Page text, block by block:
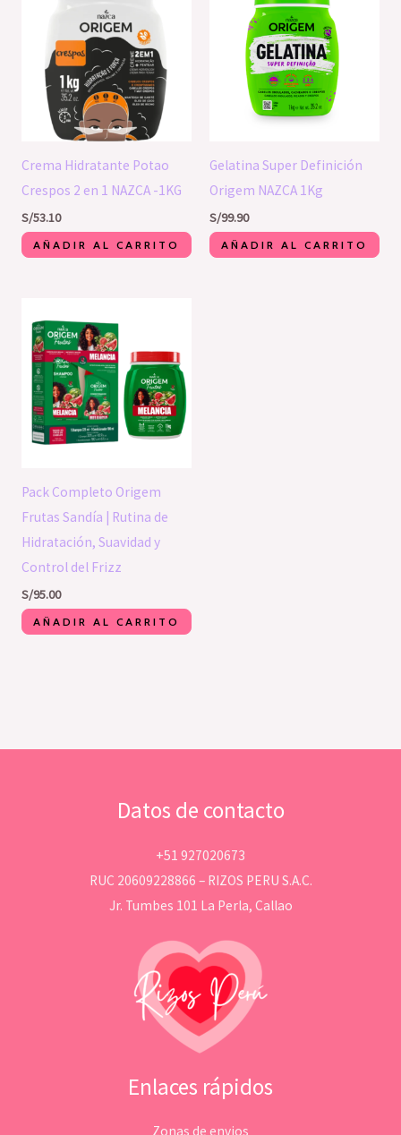
Crema Hidratante Potao
Crespos 2 en 1 NAZCA -1KG
S/53.10
AÑADIR AL CARRITO
Gelatina Super Definición
Origem NAZCA 1Kg
S/99.90
AÑADIR AL CARRITO
Pack Completo Origem
Frutas Sandía | Rutina de
Hidratación, Suavidad y
Control del Frizz
S/95.00
AÑADIR AL CARRITO
Datos de contacto
+51 927020673
RUC 20609228866 – RIZOS PERU S.A.C.
Jr. Tumbes 101 La Perla, Callao
Enlaces rápidos
Zonas de envios